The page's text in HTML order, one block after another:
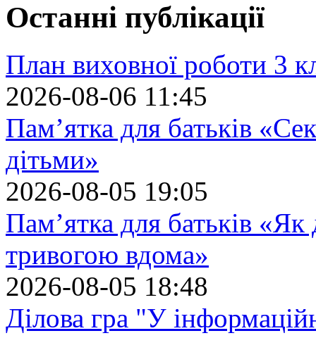
Останні публікації
План виховної роботи 3
2026-08-06 11:45
Пам’ятка для батьків
дітьми»
2026-08-05 19:05
Пам’ятка для батьків
тривогою вдома»
2026-08-05 18:48
Ділова гра "У